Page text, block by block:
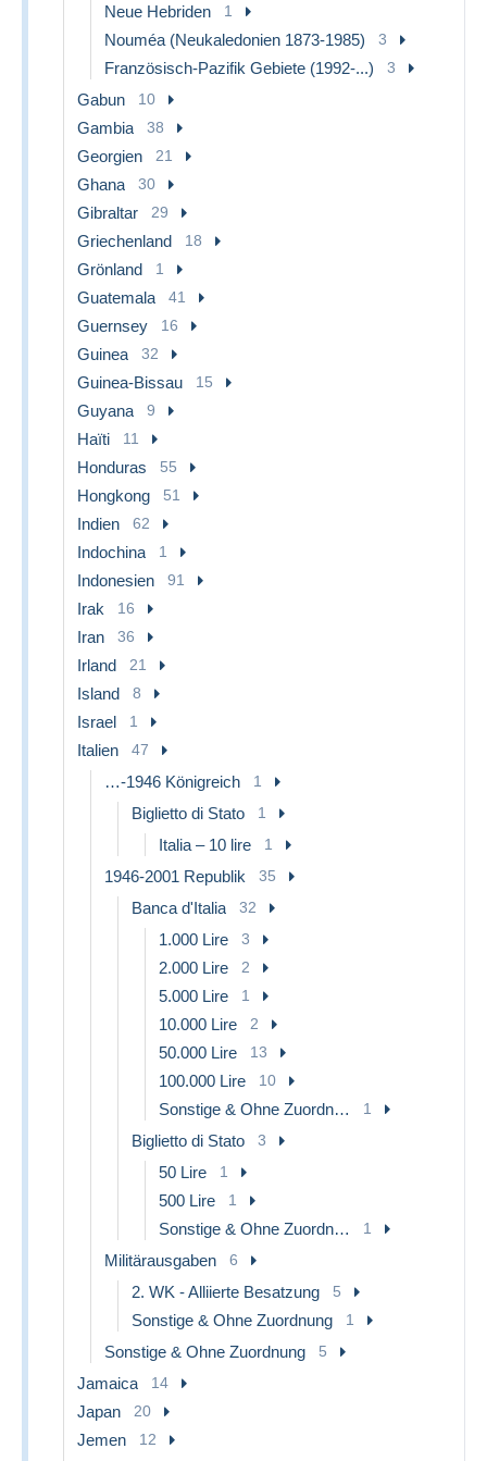
Neue Hebriden 1
Nouméa (Neukaledonien 1873-1985) 3
Französisch-Pazifik Gebiete (1992-...) 3
Gabun 10
Gambia 38
Georgien 21
Ghana 30
Gibraltar 29
Griechenland 18
Grönland 1
Guatemala 41
Guernsey 16
Guinea 32
Guinea-Bissau 15
Guyana 9
Haïti 11
Honduras 55
Hongkong 51
Indien 62
Indochina 1
Indonesien 91
Irak 16
Iran 36
Irland 21
Island 8
Israel 1
Italien 47
…-1946 Königreich 1
Biglietto di Stato 1
Italia – 10 lire 1
1946-2001 Republik 35
Banca d'Italia 32
1.000 Lire 3
2.000 Lire 2
5.000 Lire 1
10.000 Lire 2
50.000 Lire 13
100.000 Lire 10
Sonstige & Ohne Zuordnung 1
Biglietto di Stato 3
50 Lire 1
500 Lire 1
Sonstige & Ohne Zuordnung 1
Militärausgaben 6
2. WK - Alliierte Besatzung 5
Sonstige & Ohne Zuordnung 1
Sonstige & Ohne Zuordnung 5
Jamaica 14
Japan 20
Jemen 12